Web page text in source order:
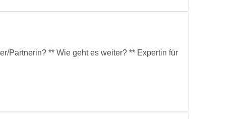
Partnerin? ** Wie geht es weiter? ** Expertin für